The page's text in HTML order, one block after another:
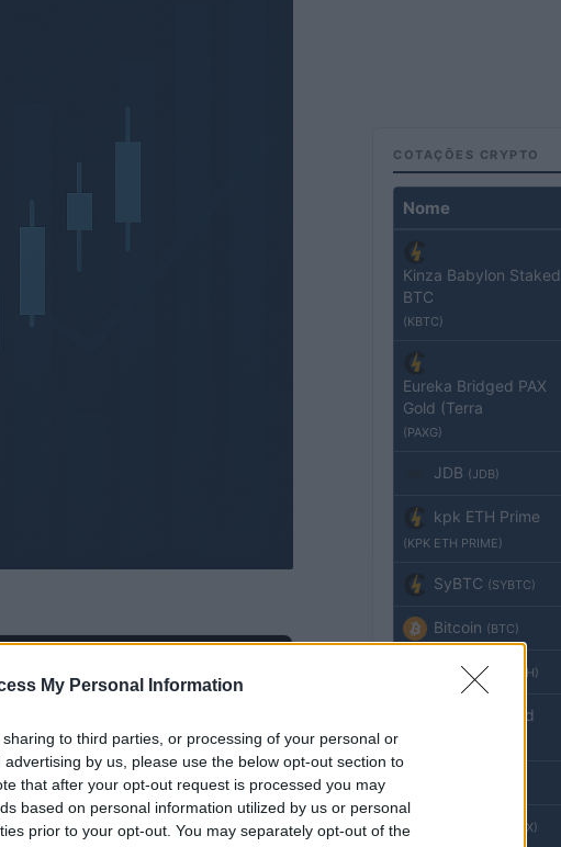
My Personal Information
to third parties, or processing of your personal or
by us, please use the below opt-out section to
that after your opt-out request is processed you may
based on personal information utilized by us or personal
prior to your opt-out. You may separately opt-out of the
POWERED BY AdhubMedia
COTAÇÕES CRYPTO
Nome
Kinza Babylon Staked
BTC
(KBTC)
Eureka Bridged PAX
Gold (Terra
(PAXG)
JDB (JDB)
kpk ETH Prime
(KPK ETH PRIME)
SyBTC (SYBTC)
Bitcoin (BTC)
Ethereum (ETH)
kpk ETH Yield
(USDEX)